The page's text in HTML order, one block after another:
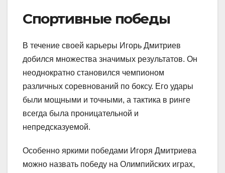
Спортивные победы
В течение своей карьеры Игорь Дмитриев
добился множества значимых результатов. Он
неоднократно становился чемпионом
различных соревнований по боксу. Его удары
были мощными и точными, а тактика в ринге
всегда была проницательной и
непредсказуемой.
Особенно яркими победами Игоря Дмитриева
можно назвать победу на Олимпийских играх,